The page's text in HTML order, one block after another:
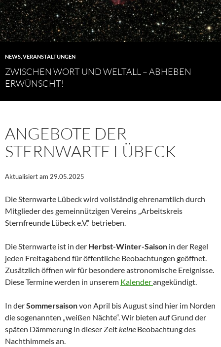
NEWS VERANSTALTUNGEN
ZWISCHEN WORT UND WELTALL – ABHEBEN
ERWÜNSCHT!
ANGEBOTE DER
STERNWARTE LÜBECK
Aktualisiert am 29.05.2025
Die Sternwarte Lübeck wird vollständig ehrenamtlich durch
Mitglieder des gemeinnützigen Vereins „Arbeitskreis
Sternfreunde Lübeck e.V.“ betrieben.
Die Sternwarte ist in der Herbst-Winter-Saison in der Regel
jeden Freitagabend für öffentliche Beobachtungen geöffnet.
Zusätzlich öffnen wir für besondere astronomische Ereignisse.
Diese Termine werden in unserem Kalenderangekündigt.
In derSommersaisonvon April bis August sind hier im Norden
die sogenannten „weißen Nächte“. Wir bieten auf Grund der
späten Dämmerung in dieser Zeitkeine Beobachtung des
Nachthimmels an.